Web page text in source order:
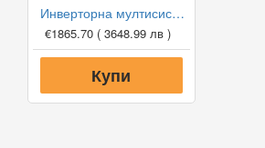
Инверторна мултисистема Viessmann Vitoclima 300-S С HE 02F3050M2, Клас А++
€1865.70 ( 3648.99 лв )
Купи